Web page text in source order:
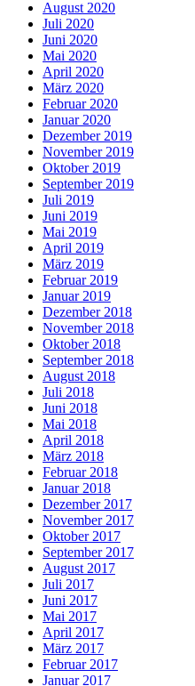
August 2020
Juli 2020
Juni 2020
Mai 2020
April 2020
März 2020
Februar 2020
Januar 2020
Dezember 2019
November 2019
Oktober 2019
September 2019
Juli 2019
Juni 2019
Mai 2019
April 2019
März 2019
Februar 2019
Januar 2019
Dezember 2018
November 2018
Oktober 2018
September 2018
August 2018
Juli 2018
Juni 2018
Mai 2018
April 2018
März 2018
Februar 2018
Januar 2018
Dezember 2017
November 2017
Oktober 2017
September 2017
August 2017
Juli 2017
Juni 2017
Mai 2017
April 2017
März 2017
Februar 2017
Januar 2017